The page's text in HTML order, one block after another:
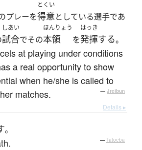
プレーを
とくい
得意としている選手であ
しあい
試合でその
ほんりょう
本領 を
はっき
発揮する。
at playing under conditions
a real opportunity to show
when he/she is called to
matches.
— Jreibun
Details ▸
。
— Tatoeba